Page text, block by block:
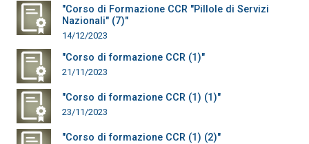
"Corso di Formazione CCR "Pillole di Servizi
Nazionali" (7)"
14/12/2023
"Corso di formazione CCR (1)"
21/11/2023
"Corso di formazione CCR (1) (1)"
23/11/2023
"Corso di formazione CCR (1) (2)"